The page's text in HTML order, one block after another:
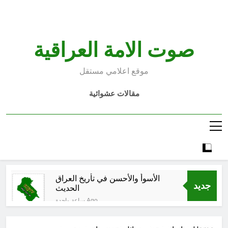
صوت الامة العراقية
موقع اعلامي مستقل
مقالات عشوائية
جديد
الأسوأ والأحسن في تأريخ العراق
الحديث
ساعة واحدة Ago